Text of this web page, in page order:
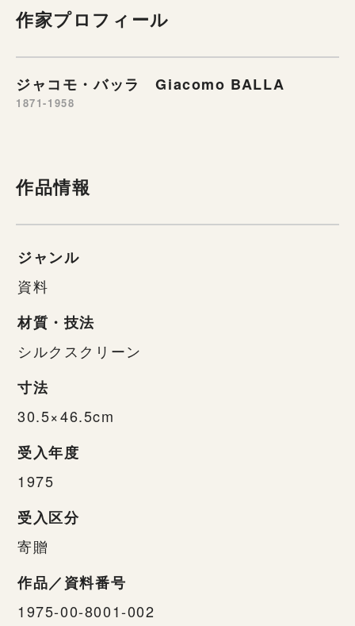
作家プロフィール
ジャコモ・バッラ Giacomo BALLA
1871-1958
作品情報
ジャンル
資料
材質・技法
シルクスクリーン
寸法
30.5×46.5cm
受入年度
1975
受入区分
寄贈
作品／資料番号
1975-00-8001-002